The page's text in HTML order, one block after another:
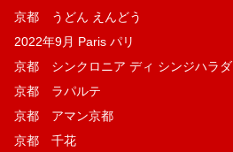
京都 うどん えんどう
2022年9月 Paris パリ
京都 シンクロニア ディ シンジハラダ
京都 ラパルテ
京都 アマン京都
京都 千花